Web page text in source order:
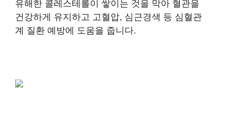
유해한 콜레스테롤이 쌓이는 것을 막아 혈관을
건강하게 유지하고 고혈압, 심근경색 등 심혈관
계 질환 예방에 도움을 줍니다.